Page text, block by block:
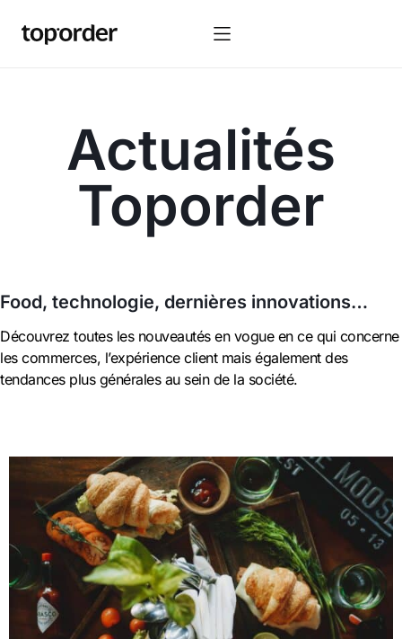
Actualités
Toporder
Food, technologie, dernières innovations…
Découvrez toutes les nouveautés en vogue en ce qui concerne
les commerces, l’expérience client mais également des
tendances plus générales au sein de la société.